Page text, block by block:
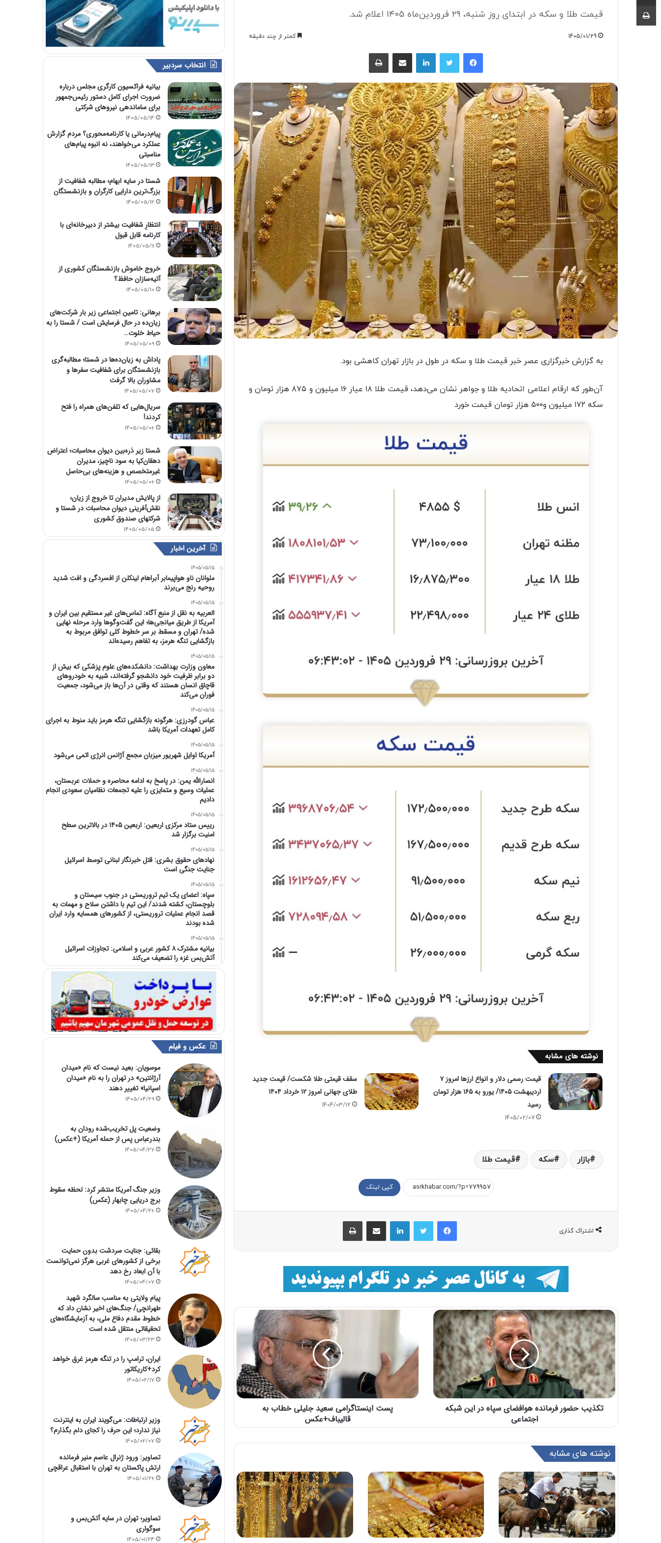
قیمت طلا و سکه در ابتدای روز شنبه، ۲۹ فروردین‌ماه ۱۴۰۵ اعلام شد.
1405/01/29 کمتر از چند دقیقه
فیسبوک لینکداین
به گزارش خبرگزاری عصر خبر قیمت طلا و سکه در طول در بازار تهران کاهشی بود.
آن‌طور که ارقام اعلامی اتحادیه طلا و جواهر نشان می‌دهد، قیمت طلا ۱۸ عیار ۱۶ میلیون و ۸۷۵ هزار تومان و
سکه ۱۷۲ میلیون و۵۰۰ هزار تومان قیمت خورد
نوشته های مشابه
قیمت رسمی دلار و انواع ارزها امروز ۷
اردیبهشت ۱۴۰۵/ یورو به ۱۶۵ هزار تومان
رسید
1405/02/07
سقف قیمتی طلا شکست/ قیمت جدید
طلای جهانی امروز ۱۲ خرداد ۱۴۰۴
1404/03/12
بازار سکه قیمت طلا
کپی لینک
اشتراک گذاری
فیسبوک لینکداین
تکذیب حضور فرمانده هوافضای سپاه در این شبکه
اجتماعی
پست اینستاگرامی سعید جلیلی خطاب به
قالیباف+عکس
نوشته های مشابه
انتخاب سردبیر
بیانیه فراکسیون کارگری مجلس درباره
ضرورت اجرای کامل دستور رئیس‌جمهور
برای ساماندهی نیروهای شرکتی
1405/05/14
پیام‌درمانی یا کارنامه‌محوری؟ مردم گزارش
عملکرد می‌خواهند، نه انبوه پیام‌های
مناسبتی
1405/05/13
شستا در سایه ابهام؛ مطالبه شفافیت از
بزرگ‌ترین دارایی کارگران و بازنشستگان
1405/05/12
انتظارِ شفافیت بیشتر از دبیرخانه‌ای با
کارنامه قابل قبول
1405/05/11
خروج خاموش بازنشستگان کشوری از
آتیه‌سازان حافظ؟
1405/05/10
برهانی: تامین اجتماعی زیر بار شرکت‌های
زیان‌ده در حال فرسایش است / شستا را به
حیاط خلوت…
1405/05/09
پاداش به زیان‌ده‌ها در شستا؛ مطالبه‌گری
بازنشستگان برای شفافیت سفرها و
مشاوران بالا گرفت
1405/05/07
سریال‌هایی که تلفن‌های همراه را فتح
کردند!
1405/05/06
شستا زیر ذره‌بین دیوان محاسبات؛ اعتراض
دهقان‌کیا به سود ناچیز، مدیران
غیرمتخصص و هزینه‌های بی‌حاصل
1405/05/06
از پالایش مدیران تا خروج از زیان؛
نقش‌آفرینی دیوان محاسبات در شستا و
شرکتهای صندوق کشوری
1405/05/05
آخرین اخبار
1405/05/15
ملوانان ناو هواپیمابر آبراهام لینکلن از افسردگی و افت شدید
روحیه رنج می‌برند
1405/05/15
العربیه به نقل از منبع آگاه: تماس‌های غیر مستقیم بین ایران و
آمریکا از طریق میانجی‌ها؛ این گفت‌و‌گو‌ها وارد مرحله نهایی
شده/ تهران و مسقط بر سر خطوط کلی توافق مربوط به
بازگشایی تنگه هرمز، به تفاهم رسیده‌اند
1405/05/15
معاون وزارت بهداشت: دانشکده‌های علوم پزشکی که بیش از
دو برابر ظرفیت خود دانشجو گرفته‌اند، شبیه به خودرو‌های
قاچاق انسان هستند که وقتی در آن‌ها باز می‌شود، جمعیت
فوران می‌کند
1405/05/15
عباس گودرزی: هرگونه بازگشایی تنگه هرمز باید منوط به اجرای
کامل تعهدات آمریکا باشد
1405/05/15
آمریکا اوایل شهریور میزبان مجمع آژانس انرژی اتمی می‌شود
1405/05/15
انصارالله یمن: در پاسخ به ادامه محاصره و حملات عربستان،
عملیات وسیع و متمایزی را علیه تجمعات نظامیان سعودی انجام
دادیم
1405/05/15
رییس ستاد مرکزی اربعین: اربعین ۱۴۰۵ در بالاترین سطح
امنیت برگزار شد
1405/05/15
نهادهای حقوق بشری: قتل خبرنگار لبنانی توسط اسرائیل
جنایت جنگی است
1405/05/15
سپاه: اعضای یک تیم تروریستی در جنوب سیستان و
بلوچستان، کشته شدند/ این تیم با داشتن سلاح و مهمات به
قصد انجام عملیات تروریستی، از کشورهای همسایه وارد ایران
شده بودند
1405/05/15
بیانیه مشترک ۸ کشور عربی و اسلامی: تجاوزات اسرائیل
آتش‌بس غزه را تضعیف می‌کند
عکس و فیلم
موسویان: بعید نیست که نام «میدان
آرژانتین» در تهران را به نام «میدان
اسپانیا» تغییر دهند
1405/04/29
وضعیت پل تخریب‌شده رودان به
بندرعباس پس از حمله آمریکا (+عکس)
1405/04/27
وزیر جنگ آمریکا منتشر کرد: لحظه سقوط
برج دریایی چابهار (عکس)
1405/04/26
بقائی: جنایت سردشت بدون حمایت
برخی از کشورهای غربی هرگز نمی‌توانست
با آن ابعاد رخ دهد
1405/04/07
پیام ولایتی به مناسب سالگرد شهید
طهرانچی/ جنگ‌های اخیر نشان داد که
خطوط مقدم دفاع ملی، به آزمایشگاه‌های
تحقیقاتی منتقل شده است
1405/03/23
ایران، ترامپ را در تنگه هرمز غرق خواهد
کرد+کاریکاتور
1405/02/17
وزیر ارتباطات: می‌گویند ایران به اینترنت
نیاز ندارد؛ این حرف را کجای دلم بگذارم؟
1405/02/07
تصاویر: ورود ژنرال عاصم منیر فرمانده
ارتش پاکستان به تهران با استقبال عراقچی
1405/01/26
تصاویر؛ تهران در سایه آتش‌بس و
سوگواری
1405/01/24